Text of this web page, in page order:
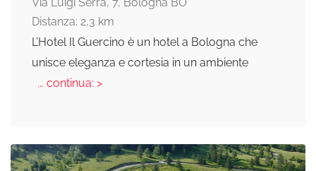
Distanza: 2,3 km
L’Hotel Il Guercino è un hotel a Bologna che
unisce eleganza e cortesia in un ambiente
... continua: >